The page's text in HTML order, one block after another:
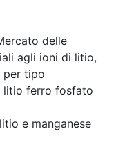
delle
agli ioni di litio,
per tipo
litio ferro fosfato
e manganese